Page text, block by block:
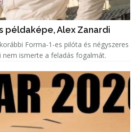
példaképe, Alex Zanardi
Forma-1-es pilóta és négyszeres
nem ismerte a feladás fogalmát.